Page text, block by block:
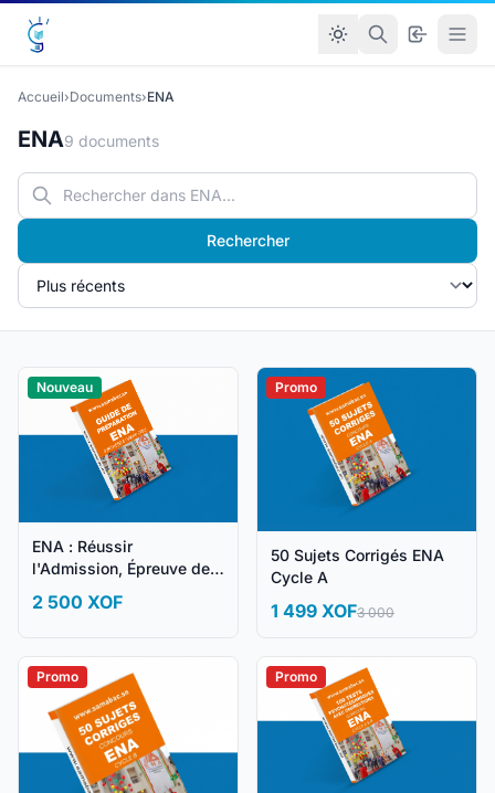
Accueil›Documents›ENA
ENA9 documents
Rechercher
Nouveau
ENA : Réussir
l'Admission, Épreuve de
2 500 XOF
Promo
50 Sujets Corrigés ENA
Cycle A
1 499 XOF3 000
Promo Promo